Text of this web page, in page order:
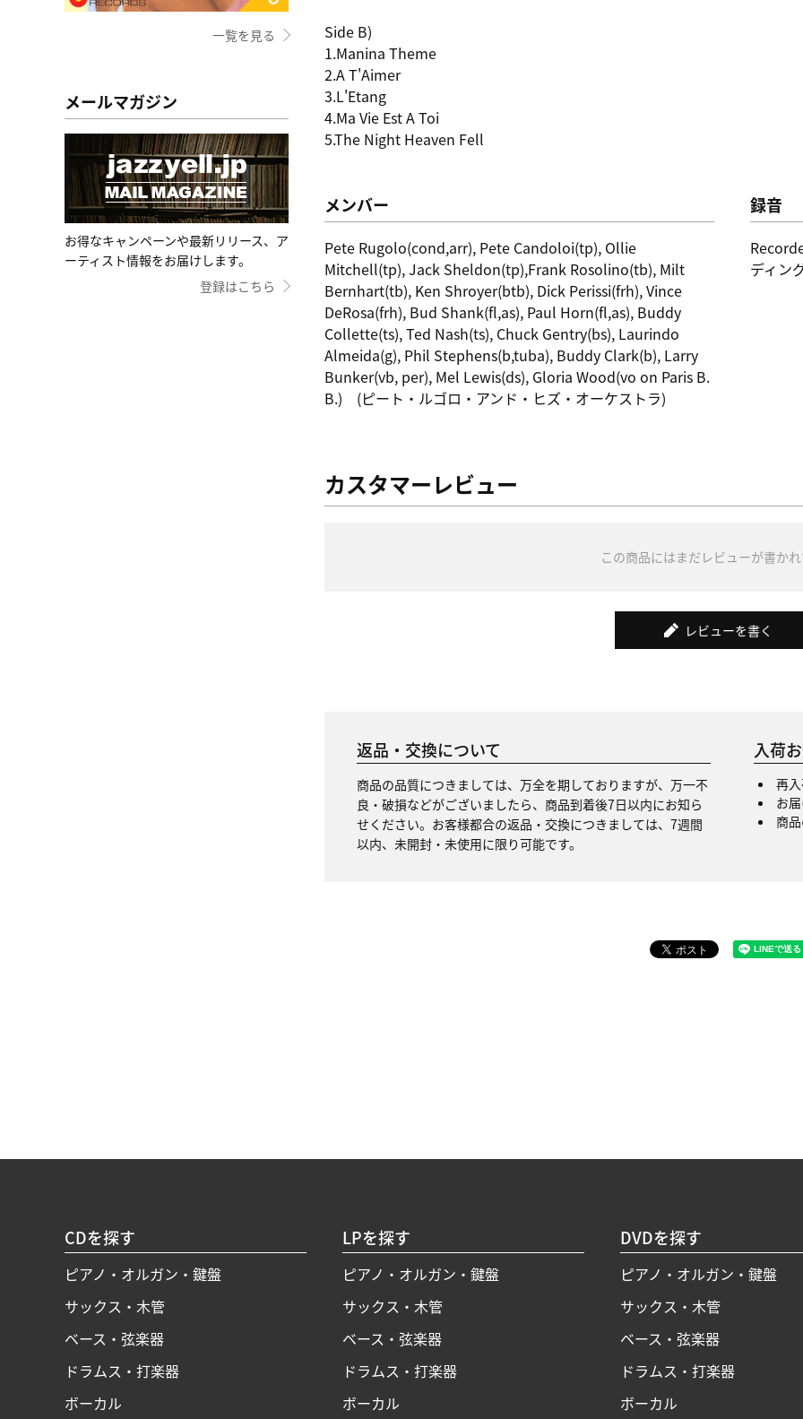
一覧を見る
メールマガジン
お得なキャンペーンや最新リリース、ア
ーティスト情報をお届けします。
登録はこちら
Side B)
1.Manina Theme
2.A T'Aimer
3.L'Etang
4.Ma Vie Est A Toi
5.The Night Heaven Fell
メンバー
Pete Rugolo(cond,arr), Pete Candoloi(tp), Ollie
Mitchell(tp), Jack Sheldon(tp),Frank Rosolino(tb), Milt
Bernhart(tb), Ken Shroyer(btb), Dick Perissi(frh), Vince
DeRosa(frh), Bud Shank(fl,as), Paul Horn(fl,as), Buddy
Collette(ts), Ted Nash(ts), Chuck Gentry(bs), Laurindo
Almeida(g), Phil Stephens(b,tuba), Buddy Clark(b), Larry
Bunker(vb, per), Mel Lewis(ds), Gloria Wood(vo on Paris B.
B.) (ピート・ルゴロ・アンド・ヒズ・オーケストラ)
録音
ディン
カスタマーレビュー
この商品にはまだレビューが書か
レビューを書く
返品・交換について
商品の品質につきましては、万全を期しておりますが、万一不
良・破損などがございましたら、商品到着後7日以内にお知ら
せください。お客様都合の返品・交換につきましては、7週間
以内、未開封・未使用に限り可能です。
入荷
再
お
商
CDを探す
ピアノ・オルガン・鍵盤
サックス・木管
ベース・弦楽器
ドラムス・打楽器
ボーカル
LPを探す
ピアノ・オルガン・鍵盤
サックス・木管
ベース・弦楽器
ドラムス・打楽器
ボーカル
DVDを探す
ピアノ・オルガン・鍵盤
サックス・木管
ベース・弦楽器
ドラムス・打楽器
ボーカル